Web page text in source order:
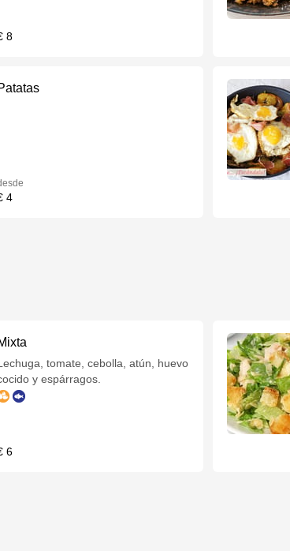
8
4
tomate, cebolla, atún, huevo
y espárragos.
6